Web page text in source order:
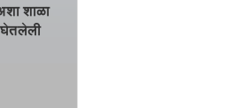
शाळा